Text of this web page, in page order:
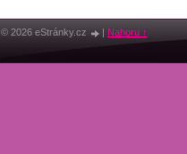
© 2026 eStránky.cz | Nahoru ↑